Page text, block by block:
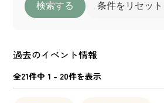
検索する 条件をリセット
過去のイベント情報
全21件中 1 - 20件を表示